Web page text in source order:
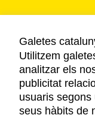
Galetes
Utilitzem
analitzar els
publicitat
usuaris
seus hàbits de